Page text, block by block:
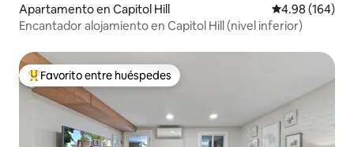
Apartamento en Capitol Hill Calificación
4.98 (164)
Encantador alojamiento en Capitol Hill (nivel inferior)
Favorito entre huéspedes preferido
Favorito entre huéspedes